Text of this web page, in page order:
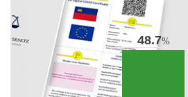
48.7%